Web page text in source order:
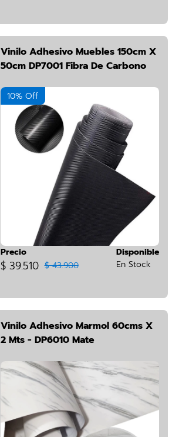
Vinilo Adhesivo Muebles 150cm X
50cm DP7001 Fibra De Carbono
10% Off
Precio
$ 39.510 $ 43.900
Disponible
En Stock
Vinilo Adhesivo Marmol 60cms X
2 Mts - DP6010 Mate